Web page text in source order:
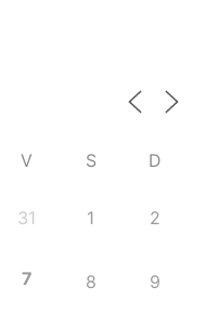
V S D
31 1 2
7 8 9